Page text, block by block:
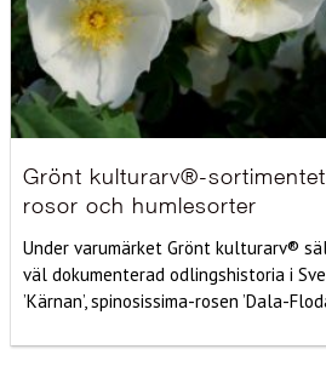
Grönt kulturarv®-
rosor och humlesorter
Under varumärket Grönt kulturarv®
väl dokumenterad odlingshistoria i
’Kärnan’, spinosissima-rosen ’Dala-